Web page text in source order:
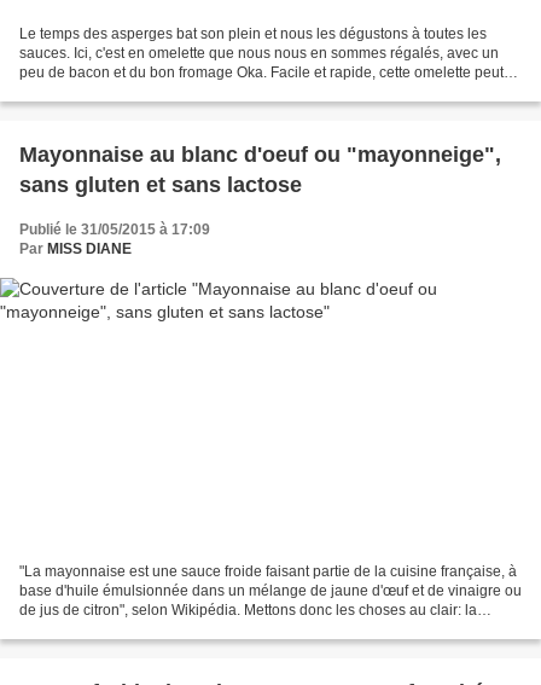
Le temps des asperges bat son plein et nous les dégustons à toutes les
sauces. Ici, c'est en omelette que nous nous en sommes régalés, avec un
peu de bacon et du bon fromage Oka. Facile et rapide, cette omelette peut
Mayonnaise au blanc d'oeuf ou "mayonneige",
sans gluten et sans lactose
Publié le 31/05/2015 à 17:09
Par MISS DIANE
"La mayonnaise est une sauce froide faisant partie de la cuisine française, à
base d'huile émulsionnée dans un mélange de jaune d'œuf et de vinaigre ou
de jus de citron", selon Wikipédia. Mettons donc les choses au clair: la